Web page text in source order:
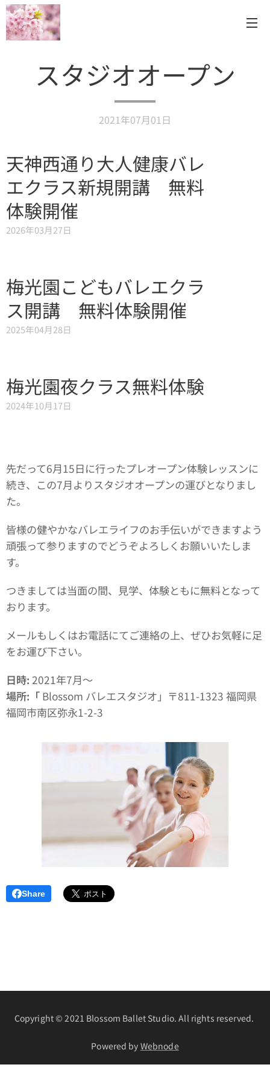
スタジオオープン
2021年07月01日
天神西通り大人健康バレ
エクラス新規開講 無料
体験開催
2026年03月27日
梅光園こどもバレエクラ
ス開講 無料体験開催
2025年04月28日
梅光園夜クラス無料体験
2024年10月17日
先だって6月15日に行ったプレオープン体験レッスンに
続き、この7月よりスタジオオープンの運びとなりまし
た。
皆様の健やかなバレエライフのお手伝いができますよう
頑張って参りますのでどうぞよろしくお願いいたしま
す。
つきましては当面の間、見学、体験ともに無料となって
おります。
メールもしくはお電話にてご連絡の上、ぜひお気軽に足
をお運び下さい。
日時: 2021年7月～
場所:「 Blossom バレエスタジオ」〒811-1323 福岡県
福岡市南区弥永1-2-3
Share
Copyright © 2021 Blossom Ballet Studio. All rights reserved.
Powered by Webnode